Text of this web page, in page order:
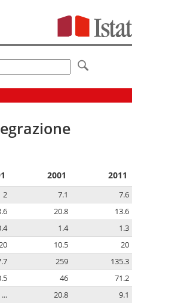
2001 2011
2 7.1
7.6
20.8
13.6
1.4
1.3
10.5
20
259
135.3
46
71.2
... 20.8
9.1